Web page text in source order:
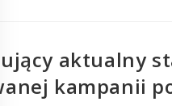
aktualny
kampanii